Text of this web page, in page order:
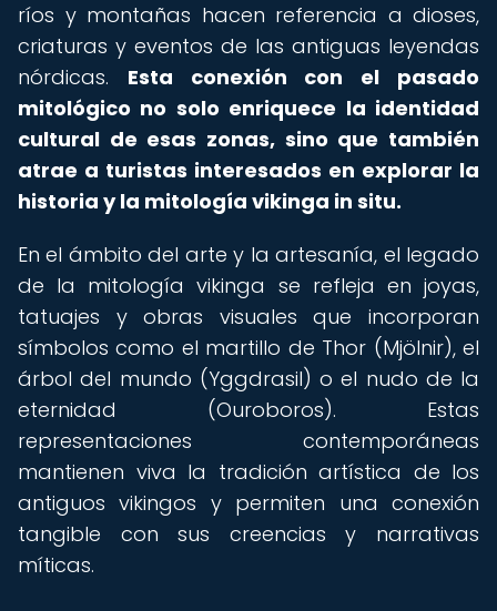
ríos y montañas hacen referencia a dioses,
criaturas y eventos de las antiguas leyendas
nórdicas. Esta conexión con el pasado
mitológico no solo enriquece la identidad
cultural de esas zonas, sino que también
atrae a turistas interesados en explorar la
historia y la mitología vikinga in situ.
En el ámbito del arte y la artesanía, el legado
de la mitología vikinga se refleja en joyas,
tatuajes y obras visuales que incorporan
símbolos como el martillo de Thor (Mjölnir), el
árbol del mundo (Yggdrasil) o el nudo de la
eternidad (Ouroboros). Estas
representaciones contemporáneas
mantienen viva la tradición artística de los
antiguos vikingos y permiten una conexión
tangible con sus creencias y narrativas
míticas.